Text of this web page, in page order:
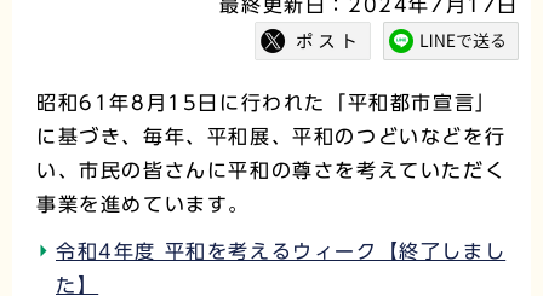
最終更新日：2024年7月17日
昭和61年8月15日に行われた「平和都市宣言」
に基づき、毎年、平和展、平和のつどいなどを行
い、市民の皆さんに平和の尊さを考えていただく
事業を進めています。
令和4年度 平和を考えるウィーク【終了しまし
た】